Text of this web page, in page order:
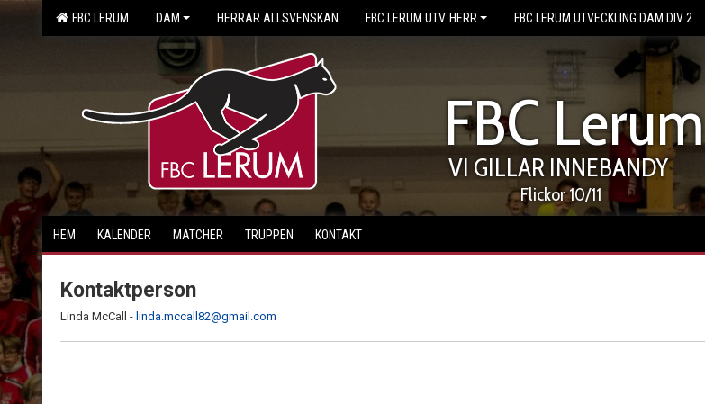
FBC LERUM DAM HERRAR ALLSVENSKAN FBC LERUM UTV. HERR FBC LERUM UTVECKLING DAM DIV 2
FBC Lerum
VI GILLAR INNEBANDY
Flickor 10/11
HEM KALENDER MATCHER TRUPPEN KONTAKT
Kontaktperson
Linda McCall - linda.mccall82@gmail.com